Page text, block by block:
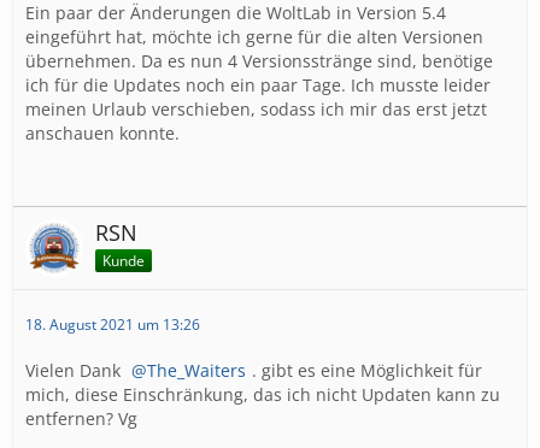
Ein paar der Änderungen die WoltLab in Version 5.4
eingeführt hat, möchte ich gerne für die alten Versionen
übernehmen. Da es nun 4 Versionsstränge sind, benötige
ich für die Updates noch ein paar Tage. Ich musste leider
meinen Urlaub verschieben, sodass ich mir das erst jetzt
anschauen konnte.
RSN
Kunde
18. August 2021 um 13:26
Vielen Dank The_Waiters . gibt es eine Möglichkeit für
mich, diese Einschränkung, das ich nicht Updaten kann zu
entfernen? Vg